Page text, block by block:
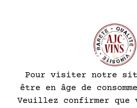
Pour visiter notre
être en âge de
Veuillez confirmer que